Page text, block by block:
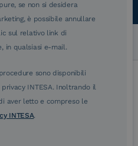
se non si desidera
è possibile annullare
sul relativo link di
in qualsiasi e-mail.
sono disponibili
INTESA. Inoltrando il
aver letto e compreso le
INTESA.